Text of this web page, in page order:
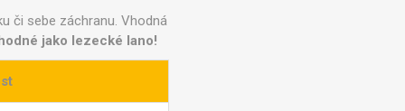
či sebe záchranu. Vhodná
jako lezecké lano!